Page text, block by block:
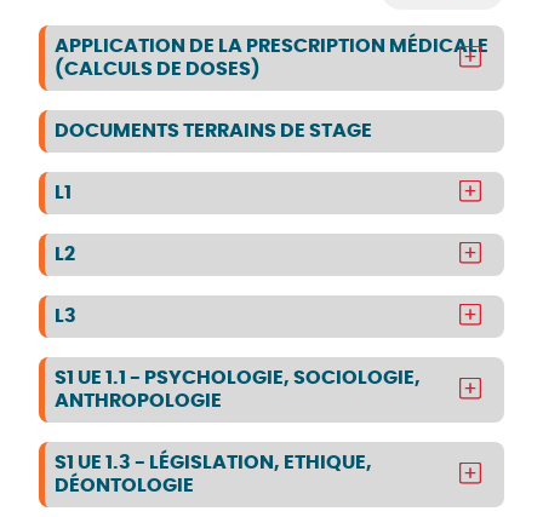
APPLICATION DE LA PRESCRIPTION MÉDICALE
(CALCULS DE DOSES)
DOCUMENTS TERRAINS DE STAGE
L1
L2
L3
S1 UE 1.1 - PSYCHOLOGIE, SOCIOLOGIE,
ANTHROPOLOGIE
S1 UE 1.3 - LÉGISLATION, ETHIQUE,
DÉONTOLOGIE